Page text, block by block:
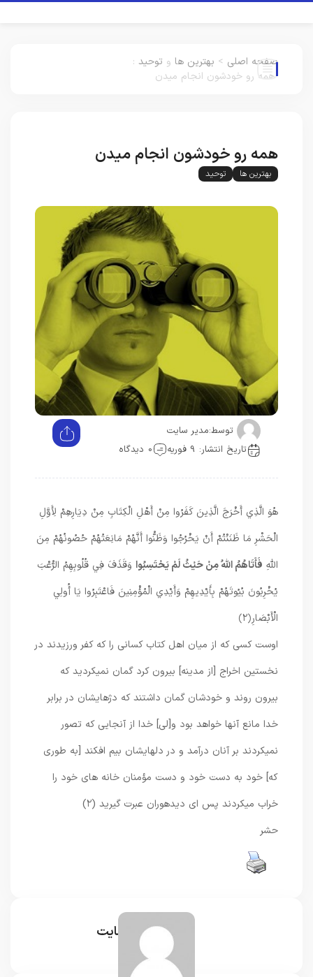
صفحه اصلی > بهترین ها و توحید :
همه رو خودشون انجام میدن
همه رو خودشون انجام میدن
بهترین ها توحید
توسط:مدیر سایت
تاریخ انتشار: 9 فوریه
0 دیدگاه
هُوَ الَّذِي أَخْرَجَ الَّذِينَ كَفَرُوا مِنْ أَهْلِ الْكِتَابِ مِنْ دِيَارِهِمْ لِأَوَّلِ
الْحَشْرِ مَا ظَنَنْتُمْ أَنْ يَخْرُجُوا وَظَنُّوا أَنَّهُمْ مَانِعَتُهُمْ حُصُونُهُمْ مِنَ
اللَّهِ فَأَتَاهُمُ اللَّهُ مِنْ حَيْثُ لَمْ يَحْتَسِبُوا وَقَذَفَ فِي قُلُوبِهِمُ الرُّعْبَ
يُخْرِبُونَ بُيُوتَهُمْ بِأَيْدِيهِمْ وَأَيْدِي الْمُؤْمِنِينَ فَاعْتَبِرُوا يَا أُولِي
الْأَبْصَارِ﴿۲﴾
اوست كسى كه از ميان اهل كتاب كسانى را كه كفر ورزيدند در
نخستين اخراج [از مدينه] بيرون كرد گمان نمیکرديد كه
بيرون روند و خودشان گمان داشتند كه دژهايشان در برابر
خدا مانع آنها خواهد بود و[لى] خدا از آنجايى كه تصور
نمیکردند بر آنان درآمد و در دلهايشان بيم افكند [به طورى
كه] خود به دست ‏خود و دست مؤمنان خانه ‏هاى خود را
خراب میکردند پس اى ديده‏وران عبرت گيريد (۲)
حشر
مدیر سایت